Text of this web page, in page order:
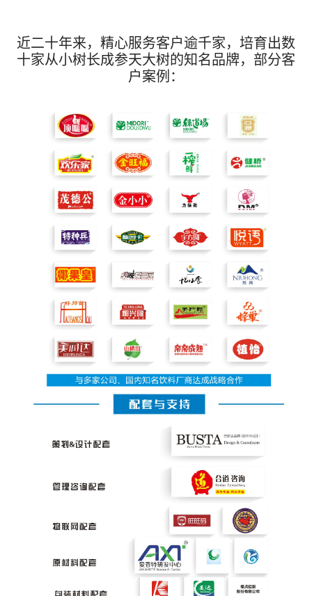
近二十年来，精心服务客户逾千家，培育出数
十家从小树长成参天大树的知名品牌，部分客
户案例：